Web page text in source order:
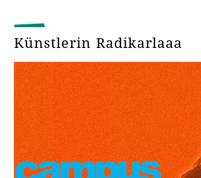
Künstlerin Radikarlaaa